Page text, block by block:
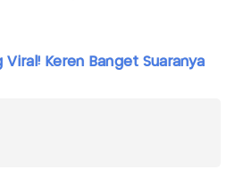
Viral! Keren Banget Suaranya